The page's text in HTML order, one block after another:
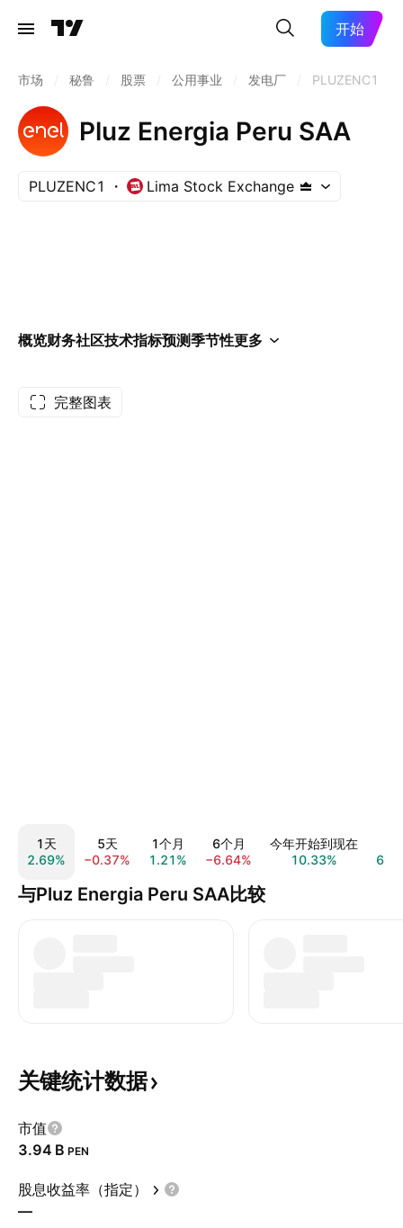
开始
市场 秘鲁 股票 公用事业 发电厂 PLUZENC1
Pluz Energia Peru SAA
PLUZENC1 Lima Stock Exchange
概览财务社区技术指标预测季节性更多
完整图表
1天
2.69%
5天
−0.37%
1个月
1.21%
6个月
−6.64%
今年开始到现在
10.33%
与Pluz Energia Peru SAA比较
关键统计数据
市值
‪3.94 B‬ PEN
股息收益率（指定）
—